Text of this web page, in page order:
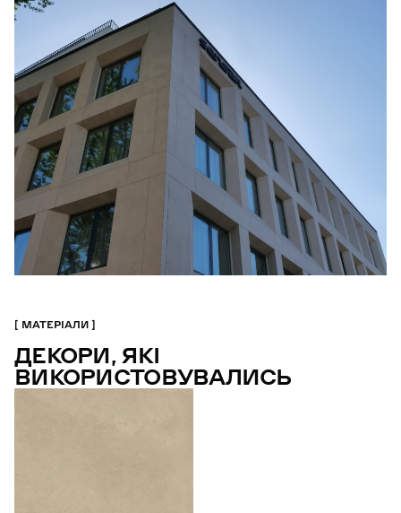
МАТЕРІАЛИ
ДЕКОРИ, ЯКІ
ВИКОРИСТОВУВАЛИСЬ